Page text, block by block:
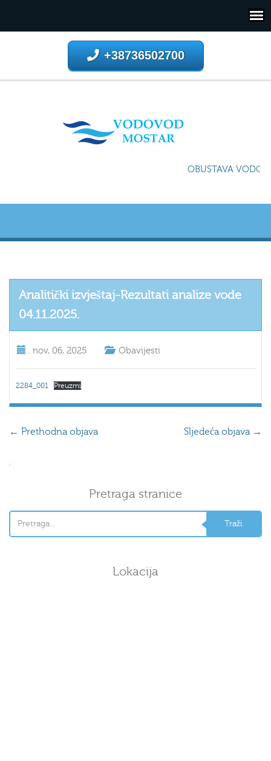
+38736502700
OBUSTAVA
Analitički izvještaj-Rezultati analize vode
04.11.2025.
. nov, 06, 2025 Obavijesti
2284_001 Preuzmi
← Prethodna objava Sljedeća objava →
.
Pretraga stranice
Lokacija